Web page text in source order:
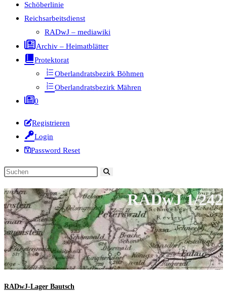
Schöberlinie
Reichsarbeitsdienst
RADwJ – mediawiki
Archiv – Heimatblätter
Protektorat
Oberlandratsbezirk Böhmen
Oberlandratsbezirk Mähren
0
Registrieren
Login
Password Reset
Diese
durchsuchen
RADwJ 1/242
RADwJ-Lager Bautsch